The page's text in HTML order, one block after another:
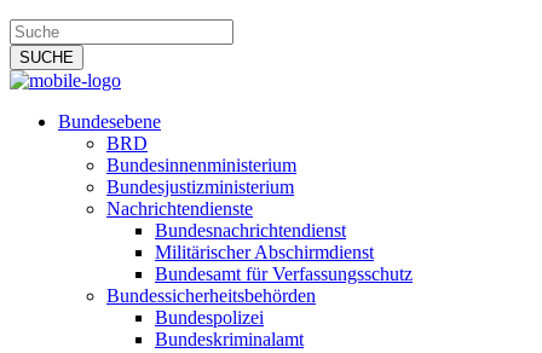
Bundesebene
BRD
Bundesinnenministerium
Bundesjustizministerium
Nachrichtendienste
Bundesnachrichtendienst
Militärischer Abschirmdienst
Bundesamt für Verfassungsschutz
Bundessicherheitsbehörden
Bundespolizei
Bundeskriminalamt